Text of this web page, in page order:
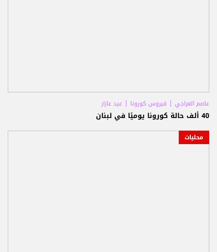
عاصم العراجي فيروس كورونا عيد عازار
40 ألف حالة كورونا يوميًا في لبنان
محليات